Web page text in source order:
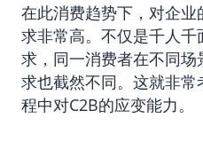
在此消费趋势下，对企
求非常高。不仅是千人
求，同一消费者在不同
求也截然不同。这就非
程中对C2B的应变能力。